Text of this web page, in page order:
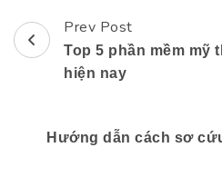
Post
Navigation
Prev Post
Top 5 phần mềm mỹ
hiện nay
Hướng dẫn cách sơ